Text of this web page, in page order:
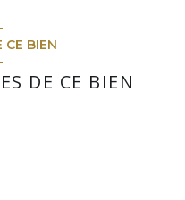
CE BIEN
DE CE BIEN